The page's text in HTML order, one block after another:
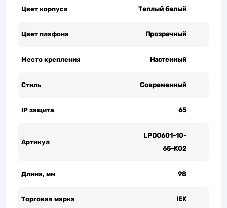
Цвет корпуса Теплый белый
Цвет плафона Прозрачный
Место крепления Настенный
Стиль Современный
IP защита 65
Артикул
LPDO601-10-
65-K02
Длина, мм 98
Торговая марка IEK